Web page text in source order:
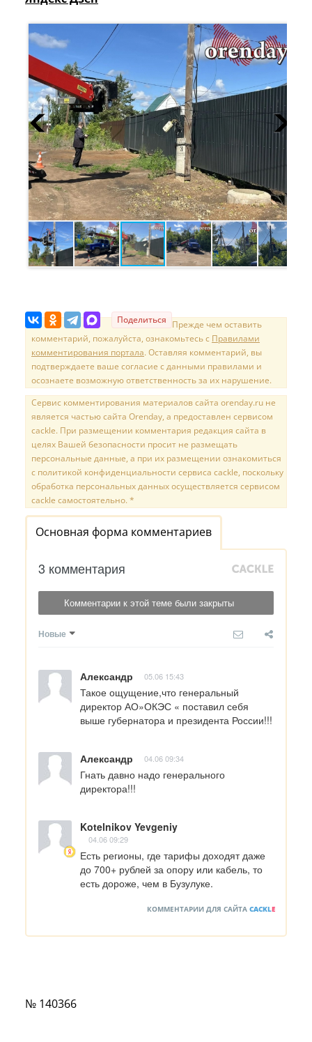
Поделиться Прежде чем оставить
комментарий, пожалуйста, ознакомьтесь с Правилами
комментирования портала. Оставляя комментарий, вы
подтверждаете ваше согласие с данными правилами и
осознаете возможную ответственность за их нарушение.
Сервис комментирования материалов сайта orenday.ru не
является частью сайта Orenday, а предоставлен сервисом
cackle. При размещении комментария редакция сайта в
целях Вашей безопасности просит не размещать
персональные данные, а при их размещении ознакомиться
с политикой конфиденциальности сервиса cackle, поскольку
обработка персональных данных осуществляется сервисом
cackle самостоятельно. *
Основная форма комментариев
3 комментария
Комментарии к этой теме были закрыты
Новые
Александр 05.06 15:43
Такое ощущение,что генеральный
директор АО»ОКЭС « поставил себя
выше губернатора и президента России!!!
Александр 04.06 09:34
Гнать давно надо генерального
директора!!!
Kotelnikov Yevgeniy
04.06 09:29
Есть регионы, где тарифы доходят даже
до 700+ рублей за опору или кабель, то
есть дороже, чем в Бузулуке.
КОММЕНТАРИИ ДЛЯ САЙТА CACKLE
№ 140366